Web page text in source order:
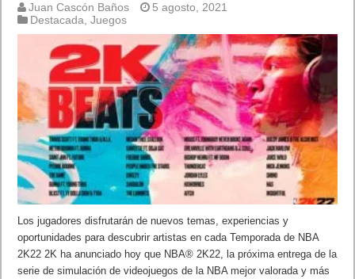
Juan Cascón Baños
5 agosto, 2021
Destacada ,Juegos
Los jugadores disfrutarán de nuevos temas, experiencias y
oportunidades para descubrir artistas en cada Temporada de NBA
2K22 2K ha anunciado hoy que NBA® 2K22, la próxima entrega de la
serie de simulación de videojuegos de la NBA mejor valorada y más